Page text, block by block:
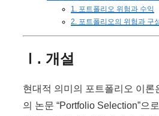
1. 포트폴리오 위험과 수익
2. 포트폴리오의 위험과 구
Ⅰ. 개설
현대적 의미의 포트폴리오 이론
의 논문 “Portfolio Selection”으